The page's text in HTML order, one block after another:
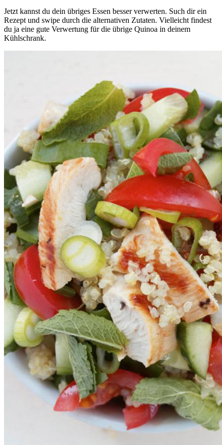
Jetzt kannst du dein übriges Essen besser verwerten. Such dir ein
Rezept und swipe durch die alternativen Zutaten. Vielleicht findest
du ja eine gute Verwertung für die übrige Quinoa in deinem
Kühlschrank.